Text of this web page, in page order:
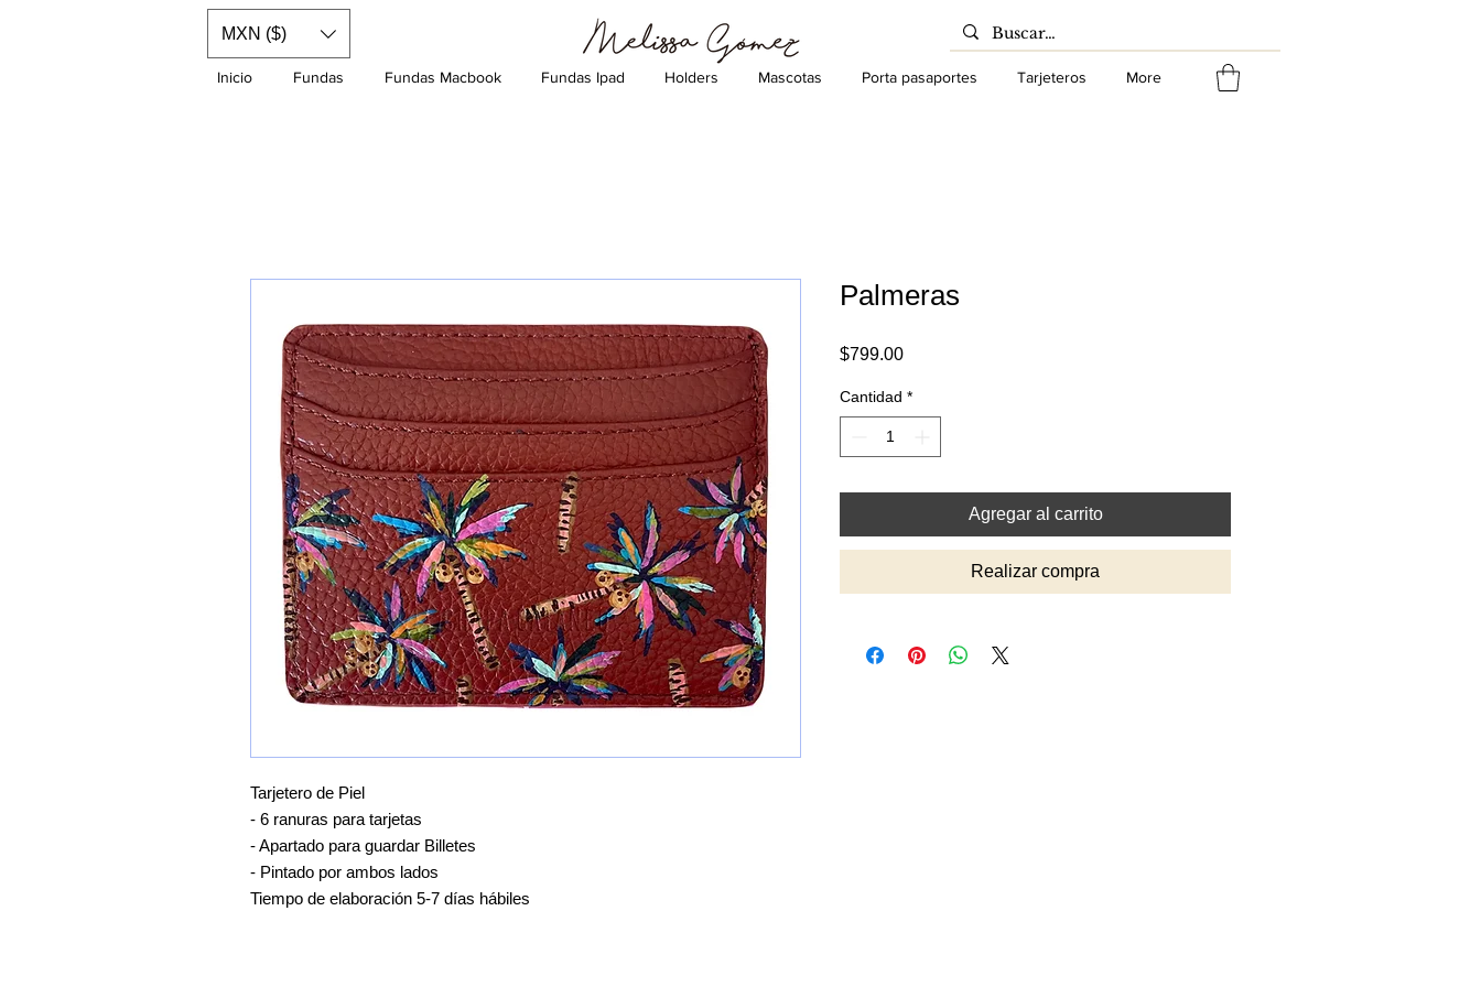
Inicio Fundas Fundas Macbook Fundas Ipad Holders Mascotas Porta pasaportes Tarjeteros More
MXN ($)
Tarjetero de Piel
- 6 ranuras para tarjetas
- Apartado para guardar Billetes
- Pintado por ambos lados
Tiempo de elaboración 5-7 días hábiles
Palmeras
$799.00Precio
Cantidad *
Agregar al carrito
Realizar compra